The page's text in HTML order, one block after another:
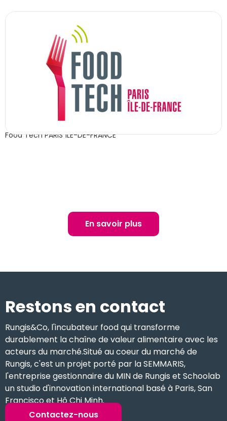
Food Tech PARIS ÎLE-DE-FRANCE
En savoir plus
Restons en contact
Rungis&Co, l'incubateur food qui transforme
durablement la chaîne de valeur alimentaire avec les
acteurs du marché.Situé au coeur du marché de
Rungis, c'est un projet porté par la SEMMARIS,
l'entreprise gestionnaire du MIN de Rungis et Schoolab
un studio d'innovation international basé à Paris, San
Francisco et Hô Chi Minh.
Contactez-nous